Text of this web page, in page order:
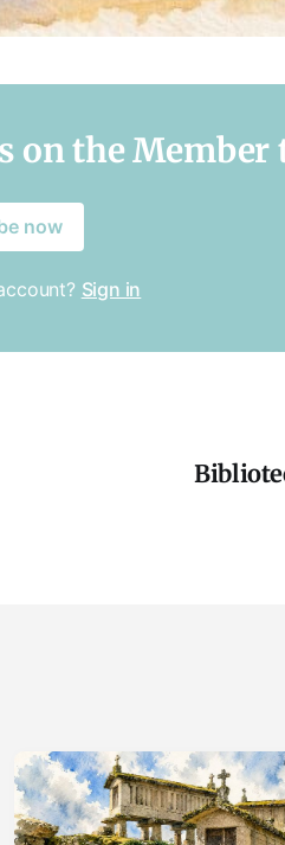
on the
now
Sign in